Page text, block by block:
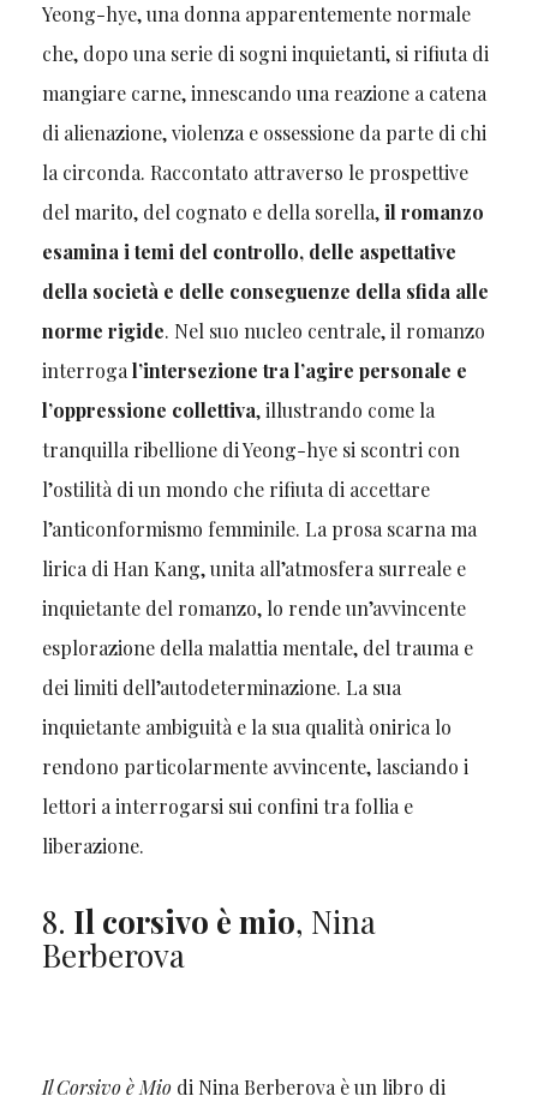
Yeong-hye, una donna apparentemente normale
che, dopo una serie di sogni inquietanti, si rifiuta di
mangiare carne, innescando una reazione a catena
di alienazione, violenza e ossessione da parte di chi
la circonda. Raccontato attraverso le prospettive
del marito, del cognato e della sorella,il romanzo
esamina i temi del controllo, delle aspettative
della società e delle conseguenze della sfida alle
norme rigide. Nel suo nucleo centrale, il romanzo
interrogal’intersezione tra l’agire personale e
l’oppressione collettiva, illustrando come la
tranquilla ribellione di Yeong-hye si scontri con
l’ostilità di un mondo che rifiuta di accettare
l’anticonformismo femminile. La prosa scarna ma
lirica di Han Kang, unita all’atmosfera surreale e
inquietante del romanzo, lo rende un’avvincente
esplorazione della malattia mentale, del trauma e
dei limiti dell’autodeterminazione. La sua
inquietante ambiguità e la sua qualità onirica lo
rendono particolarmente avvincente, lasciando i
lettori a interrogarsi sui confini tra follia e
liberazione.
8. Il corsivo è mio, Nina
Berberova
Il Corsivo è Miodi Nina Berberova è un libro di